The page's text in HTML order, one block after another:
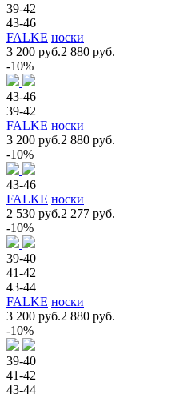
39-42
43-46
FALKE носки
3 200 руб.2 880 руб.
-10%
43-46
39-42
FALKE носки
3 200 руб.2 880 руб.
-10%
43-46
FALKE носки
2 530 руб.2 277 руб.
-10%
39-40
41-42
43-44
FALKE носки
3 200 руб.2 880 руб.
-10%
39-40
41-42
43-44